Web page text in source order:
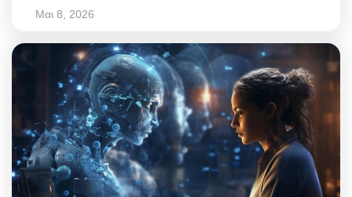
Μαι 8, 2026